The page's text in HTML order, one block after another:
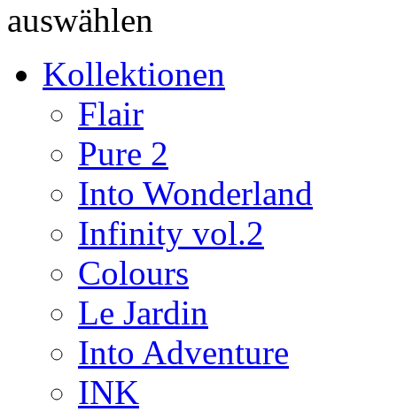
auswählen
Kollektionen
Flair
Pure 2
Into Wonderland
Infinity vol.2
Colours
Le Jardin
Into Adventure
INK